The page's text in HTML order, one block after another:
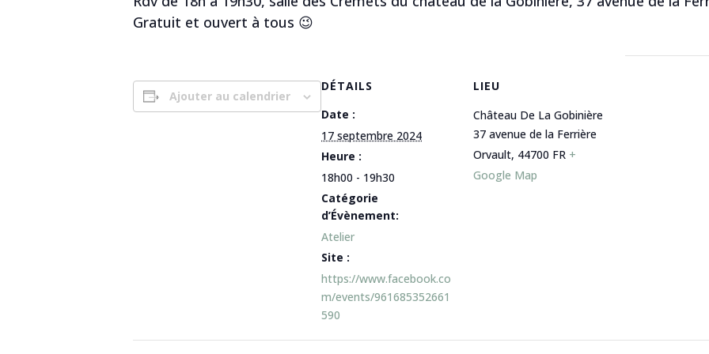
Gratuit et ouvert à tous 😉
Ajouter au calendrier
DÉTAILS
Date :
17 septembre 2024
Heure :
18h00 - 19h30
Catégorie
d’Évènement:
Atelier
Site :
https://www.facebook.co
m/events/961685352661
590
LIEU
Château De La Gobinière
37 avenue de la Ferrière
Orvault, 44700 FR +
Google Map